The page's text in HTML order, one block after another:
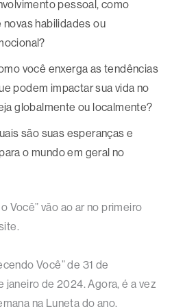
pessoal, como
habilidades ou
você enxerga as tendências
podem impactar sua vida no
globalmente ou localmente?
são suas esperanças e
o mundo em geral no
Você” vão ao ar no primeiro
Você” de 31 de
janeiro de 2024. Agora, é a vez
na Luneta do ano,